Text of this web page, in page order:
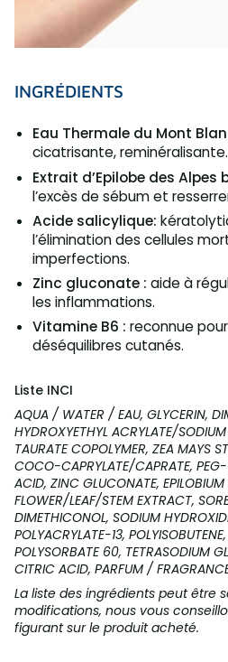
INGRÉDIENTS
Eau Thermale du Mont
cicatrisante, reminéralisante.
Extrait d’Epilobe des Alpes
l’excès de sébum et
Acide salicylique:
l’élimination des cellules
imperfections.
Zinc gluconate : aide à
les inflammations.
Vitamine B6 : reconnue
déséquilibres cutanés.
Liste INCI
AQUA / WATER / EAU, GLYCERIN,
HYDROXYETHYL ACRYLATE/
TAURATE COPOLYMER, ZEA MAYS
COCO-CAPRYLATE/CAPRATE, PEG-
ACID, ZINC GLUCONATE, EPILOBIUM
FLOWER/LEAF/STEM EXTRACT,
DIMETHICONOL, SODIUM
POLYACRYLATE-13,
POLYSORBATE 60, TETRASODIUM
CITRIC ACID, PARFUM /
La liste des ingrédients peut être
modifications, nous vous
figurant sur le produit acheté.